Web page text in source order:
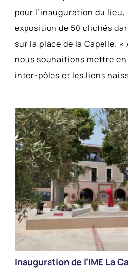
pour l’inauguration du lieu,
exposition de 50 clichés
sur la place de la Capelle. «
nous souhaitions mettre
inter-pôles et les liens
Inauguration de l’IME La